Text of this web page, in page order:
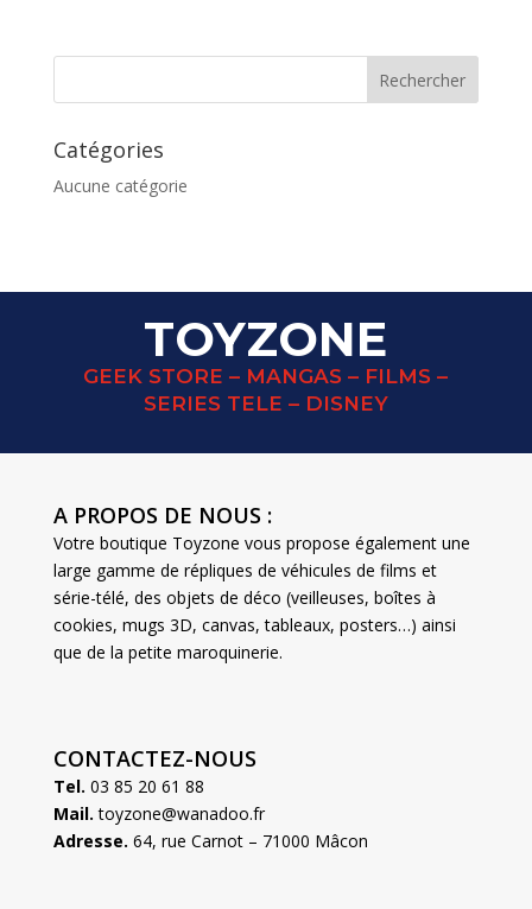
Catégories
Aucune catégorie
TOYZONE
GEEK STORE – MANGAS – FILMS –
SERIES TELE – DISNEY
A PROPOS DE NOUS :
Votre boutique Toyzone vous propose également une
large gamme de répliques de véhicules de films et
série-télé, des objets de déco (veilleuses, boîtes à
cookies, mugs 3D, canvas, tableaux, posters…) ainsi
que de la petite maroquinerie.
CONTACTEZ-NOUS
Tel. 03 85 20 61 88
Mail. toyzone@wanadoo.fr
Adresse. 64, rue Carnot – 71000 Mâcon